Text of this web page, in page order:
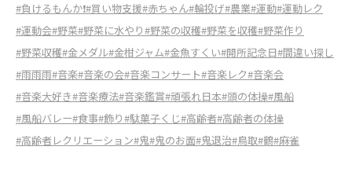
#負けるもんか❗️#買い物支援#赤ちゃん#輪投げ#農業#運動#運動レク
#運動会#野菜#野菜に水やり#野菜の収穫#野菜を収穫#野菜作り
#野菜収穫#金メダル#金柑ジャム#金魚すくい#開所記念日#間違い探し
#雨雨雨#音楽#音楽の会#音楽コンサート#音楽レク#音楽会
#音楽大好き#音楽療法#音楽鑑賞#頑張れ日本#頭の体操#風船
#風船バレー#食事#飾り#駄菓子くじ#高齢者#高齢者の体操
#高齢者レクリエーション#鬼#鬼のお面#鬼退治#鳥取#鶴#麻雀